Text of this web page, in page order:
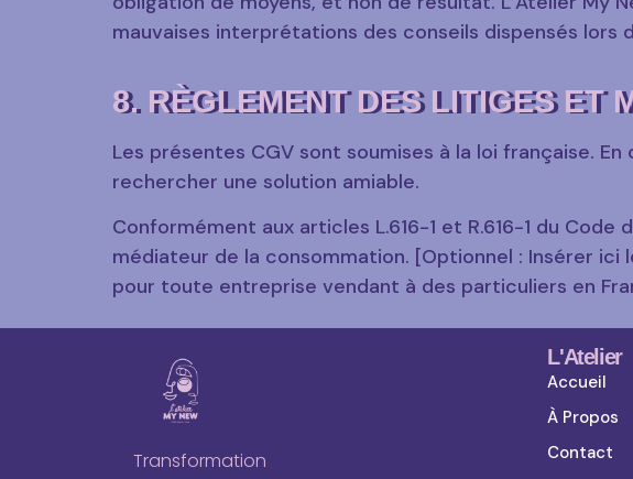
mauvaises interprétations des conseils dispensés lors
8. RÈGLEMENT DES LITIGES ET
Les présentes CGV sont soumises à la loi française.
rechercher une solution amiable.
Conformément aux articles L.616-1 et R.616-1 du
médiateur de la consommation. [Optionnel : Insérer
pour toute entreprise vendant à des particuliers en
Transformation
L'Atelier
Accueil
À Propos
Contact